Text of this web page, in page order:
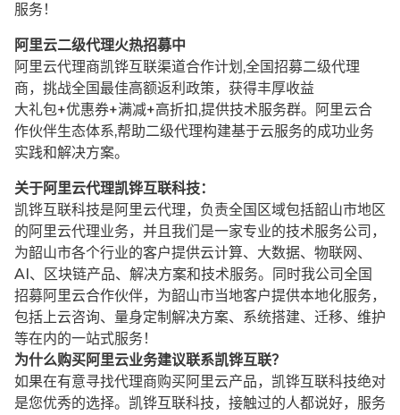
服务！
阿里云二级代理火热招募中
阿里云代理商凯铧互联渠道合作计划,全国招募二级代理
商，挑战全国最佳高额返利政策，获得丰厚收益
大礼包+优惠券+满减+高折扣,提供技术服务群。阿里云合
作伙伴生态体系,帮助二级代理构建基于云服务的成功业务
实践和解决方案。
关于阿里云代理凯铧互联科技：
凯铧互联科技是阿里云代理，负责全国区域包括韶山市地区
的阿里云代理业务，并且我们是一家专业的技术服务公司，
为韶山市各个行业的客户提供云计算、大数据、物联网、
AI、区块链产品、解决方案和技术服务。同时我公司全国
招募阿里云合作伙伴，为韶山市当地客户提供本地化服务，
包括上云咨询、量身定制解决方案、系统搭建、迁移、维护
等在内的一站式服务！
为什么购买阿里云业务建议联系凯铧互联？
如果在有意寻找代理商购买阿里云产品，凯铧互联科技绝对
是您优秀的选择。凯铧互联科技，接触过的人都说好，服务